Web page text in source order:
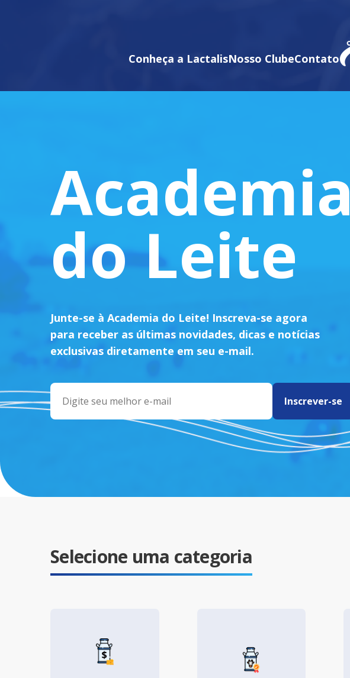
Conheça a LactalisNosso ClubeContato
Academia
do Leite
Junte-se à Academia do Leite! Inscreva-se agora
para receber as últimas novidades, dicas e notícias
exclusivas diretamente em seu e-mail.
Selecione uma categoria